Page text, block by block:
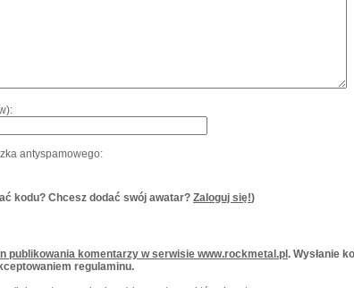
antyspamowego:
kodu? Chcesz dodać swój awatar? Zaloguj się!)
publikowania komentarzy w serwisie www.rockmetal.pl . Wysłanie
regulaminu.